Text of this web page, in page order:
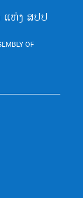
ແຫ່ງ ສປປ
OF